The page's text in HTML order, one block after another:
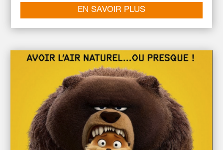
EN SAVOIR PLUS